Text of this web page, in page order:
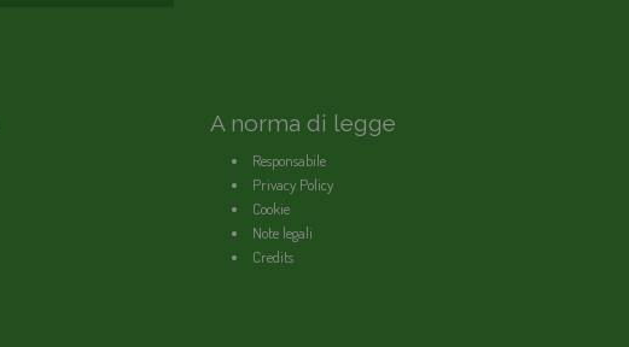
A norma di legge
Responsabile
Privacy Policy
Cookie
Note legali
Credits